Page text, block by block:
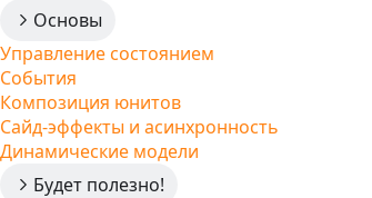
Основы
Управление состоянием
События
Композиция юнитов
Сайд-эффекты и асинхронность
Динамические модели
Будет полезно!